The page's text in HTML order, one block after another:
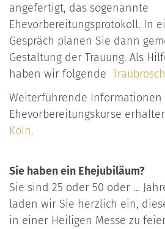
angefertigt, das sogenannte
Ehevorbereitungsprotokoll. In
Gespräch planen Sie dann
Gestaltung der Trauung. Als
haben wir folgende
Weiterführende
Ehevorbereitungskurse
Köln.
Sie haben ein Ehejubiläum?
Sie sind 25 oder 50 oder …
laden wir Sie herzlich ein,
in einer Heiligen Messe zu